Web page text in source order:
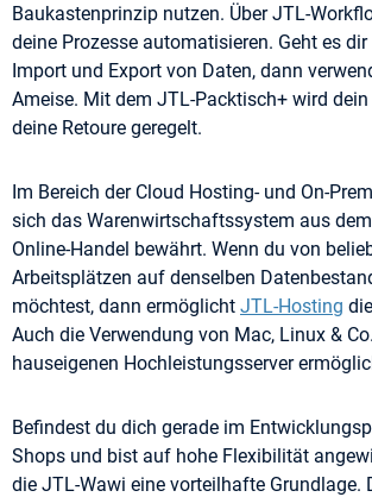
Baukastenprinzip nutzen. Über JTL-
deine Prozesse automatisieren. Geht es
Import und Export von Daten, dann
Ameise. Mit dem JTL-Packtisch+ wird
deine Retoure geregelt.
Im Bereich der Cloud Hosting- und On-
sich das Warenwirtschaftssystem aus
Online-Handel bewährt. Wenn du von
Arbeitsplätzen auf denselben
möchtest, dann ermöglicht JTL-Hosting
Auch die Verwendung von Mac, Linux &
hauseigenen Hochleistungsserver
Befindest du dich gerade im
Shops und bist auf hohe Flexibilität
die JTL-Wawi eine vorteilhafte Grundlage.